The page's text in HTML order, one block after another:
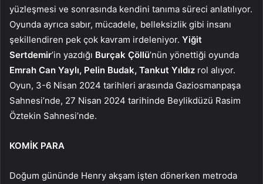
yüzleşmesi ve sonrasında kendini tanıma süreci anlatılıyor.
Oyunda ayrıca sabır, mücadele, belleksizlik gibi insanı
şekillendiren pek çok kavram irdeleniyor. Yiğit
Sertdemir’in yazdığı Burçak Çöllü’nün yönettiği oyunda
Emrah Can Yaylı, Pelin Budak, Tankut Yıldız rol alıyor.
Oyun, 3-6 Nisan 2024 tarihleri arasında Gaziosmanpaşa
Sahnesi’nde, 27 Nisan 2024 tarihinde Beylikdüzü Rasim
Öztekin Sahnesi’nde.
KOMİK PARA
Doğum gününde Henry akşam işten dönerken metroda